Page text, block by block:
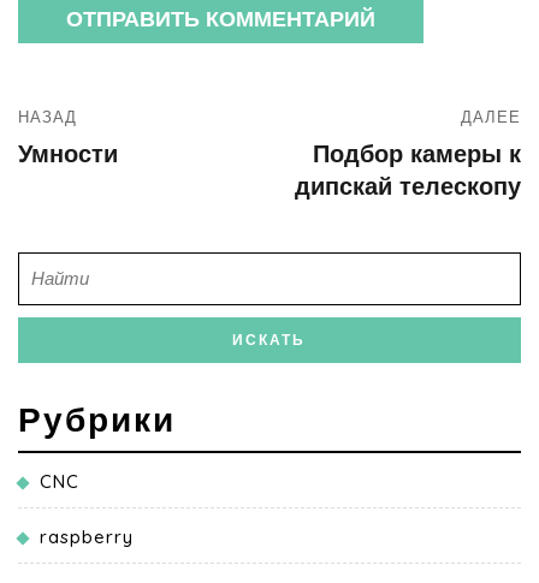
НАЗАД
Умности
ДАЛЕЕ
Подбор камеры к
дипскай телескопу
Рубрики
CNC
raspberry